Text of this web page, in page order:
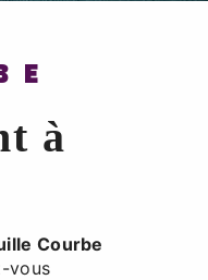
à
Courbe
vous